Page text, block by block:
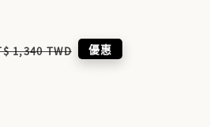
1,340 TWD 優惠